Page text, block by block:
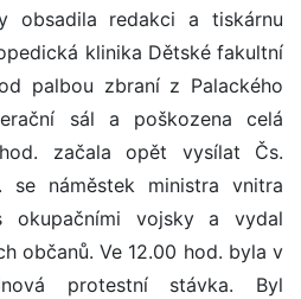
obsadila redakci a tiskárnu
klinika Dětské fakultní
palbou zbraní z Palackého
sál a poškozena celá
začala opět vysílat Čs.
se náměstek ministra vnitra
okupačními vojsky a vydal
občanů. Ve 12.00 hod. byla v
protestní stávka. Byl